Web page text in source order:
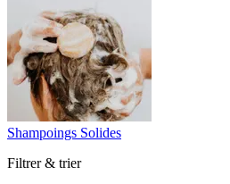
Shampoings Solides
Filtrer & trier